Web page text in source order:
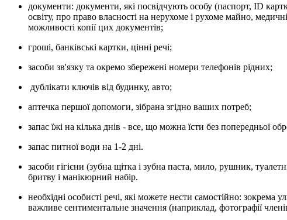
документи: документи, які посвідчують особу (паспорт, ID
освіту, про право власності на нерухоме і рухоме майно,
можливості копії цих документів;
гроші, банківські картки, цінні речі;
засоби зв'язку та окремо збережені номери телефонів рідних;
дублікати ключів від будинку, авто;
аптечка першої допомоги, зібрана згідно ваших потреб;
запас їжі на кілька днів - все, що можна їсти без попередньої
запас питної води на 1-2 дні.
засоби гігієни (зубна щітка і зубна паста, мило, рушник,
бритву і манікюрний набір.
необхідні особисті речі, які можете нести самостійно: зокрема
важливе сентиментальне значення (наприклад, фотографії